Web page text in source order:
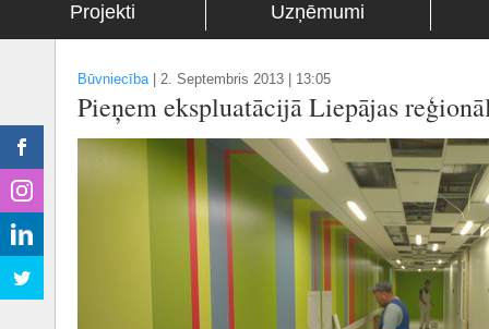
Projekti Uzņēmumi
Būvniecība| 2. Septembris 2013 | 13:05
Pieņem ekspluatācijā Liepājas